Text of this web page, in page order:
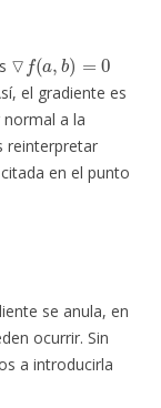
f(a b)=
el gradiente es
a la
reinterpretar
en el punto
se anula, en
ocurrir. Sin
a introducirla